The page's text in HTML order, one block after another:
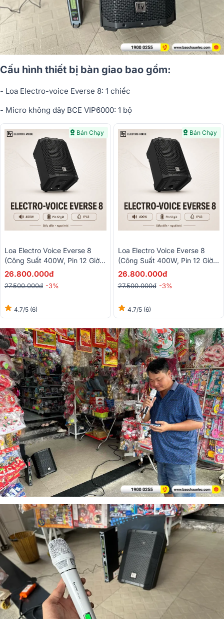
Cấu hình thiết bị bàn giao bao gồm:
- Loa Electro-voice Everse 8: 1 chiếc
- Micro không dây BCE VIP6000: 1 bộ
Bán Chạy
Loa Electro Voice Everse 8
(Công Suất 400W, Pin 12 Giờ,
Chống Nước IP43, Bluetooth,
26.800.000đ
27.500.000đ -3%
4.7/5 (6)
Bán Chạy
Loa Electro Voice Everse 8
(Công Suất 400W, Pin 12 Giờ,
Chống Nước IP43, Bluetooth,
26.800.000đ
27.500.000đ -3%
4.7/5 (6)